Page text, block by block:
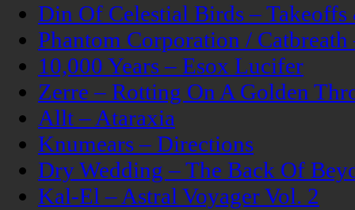
Din Of Celestial Birds –
Phantom Corporation /
10,000 Years – Esox Lucifer
Zerre – Rotting On A Golden
Allt – Ataraxia
Knumears – Directions
Dry Wedding – The Back Of
Kal-El – Astral Voyager Vol. 2